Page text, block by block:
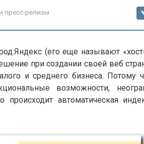
пресс-релизы
(его еще называют
при создании своей веб
и среднего бизнеса. Потому
возможности,
происходит автоматическая